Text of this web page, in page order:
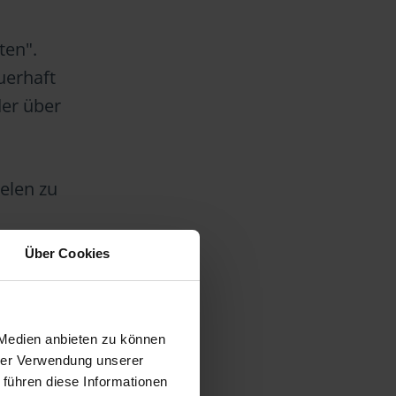
Über Cookies
anbieten zu können
Verwendung unserer
diese Informationen
über
zu
die